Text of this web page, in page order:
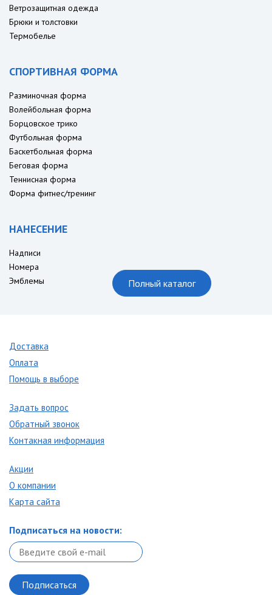
Ветрозащитная одежда
Брюки и толстовки
Термобелье
СПОРТИВНАЯ ФОРМА
Разминочная форма
Волейбольная форма
Борцовское трико
Футбольная форма
Баскетбольная форма
Беговая форма
Теннисная форма
Форма фитнес/тренинг
НАНЕСЕНИЕ
Надписи
Номера
Эмблемы
Полный каталог
Доставка
Оплата
Помощь в выборе
Задать вопрос
Обратный звонок
Контакная информация
Акции
О компании
Карта сайта
Подписаться на новости: